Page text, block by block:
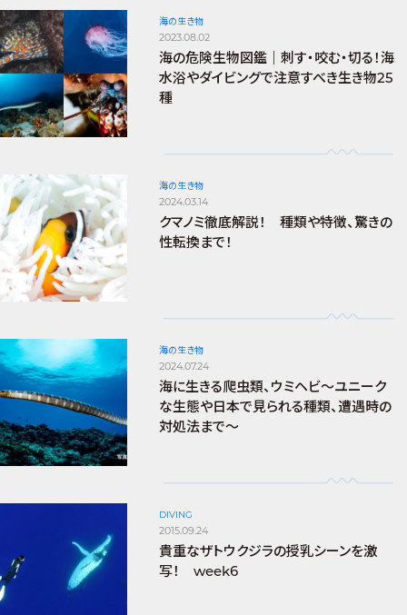
海の生き物
2023.08.02
海の危険生物図鑑｜刺す・咬む・切る！海
水浴やダイビングで注意すべき生き物25
種
海の生き物
2024.03.14
クマノミ徹底解説！ 種類や特徴、驚きの
性転換まで！
海の生き物
2024.07.24
海に生きる爬虫類、ウミヘビ～ユニーク
な生態や日本で見られる種類、遭遇時の
対処法まで～
DIVING
2015.09.24
貴重なザトウクジラの授乳シーンを激
写！ week6